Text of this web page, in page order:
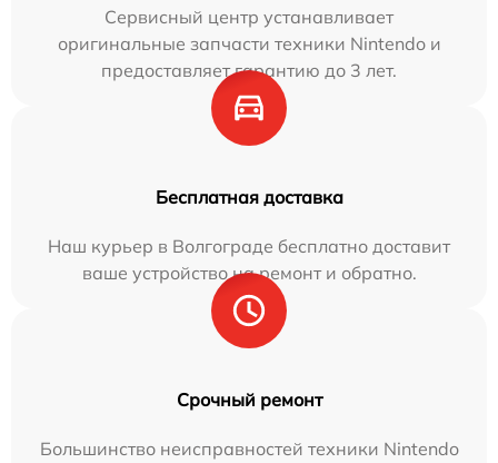
Сервисный центр устанавливает
оригинальные запчасти техники Nintendo и
предоставляет гарантию до 3 лет.
Бесплатная доставка
Наш курьер в Волгограде бесплатно доставит
ваше устройство на ремонт и обратно.
Срочный ремонт
Большинство неисправностей техники Nintendo